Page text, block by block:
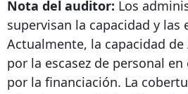
Nota del auditor: Los
supervisan la capacidad y las
Actualmente, la capacidad de
por la escasez de personal
por la financiación. La